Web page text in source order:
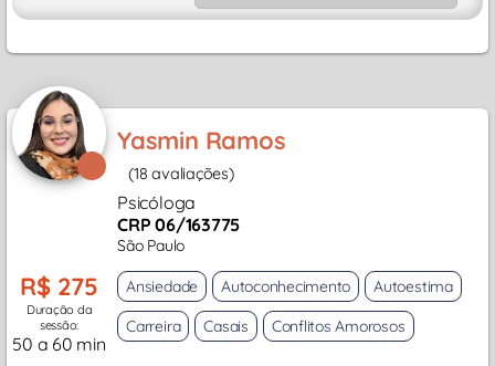
Yasmin Ramos
(18 avaliações)
Psicóloga
CRP 06/163775
São Paulo
R$ 275
Duração da
sessão:
50 a 60 min
Ansiedade Autoconhecimento
Autoestima
Carreira
Casais Conflitos Amorosos